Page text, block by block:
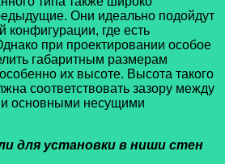
Они идеально подойдут
где есть
при проектировании особое
габаритным размерам
их высоте. Высота такого
соответствовать зазору между
основными несущими
для установки в ниши стен